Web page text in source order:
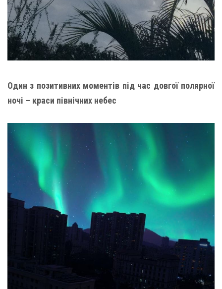
Один з позитивних моментів під час довгої полярної
ночі – краси північних небес